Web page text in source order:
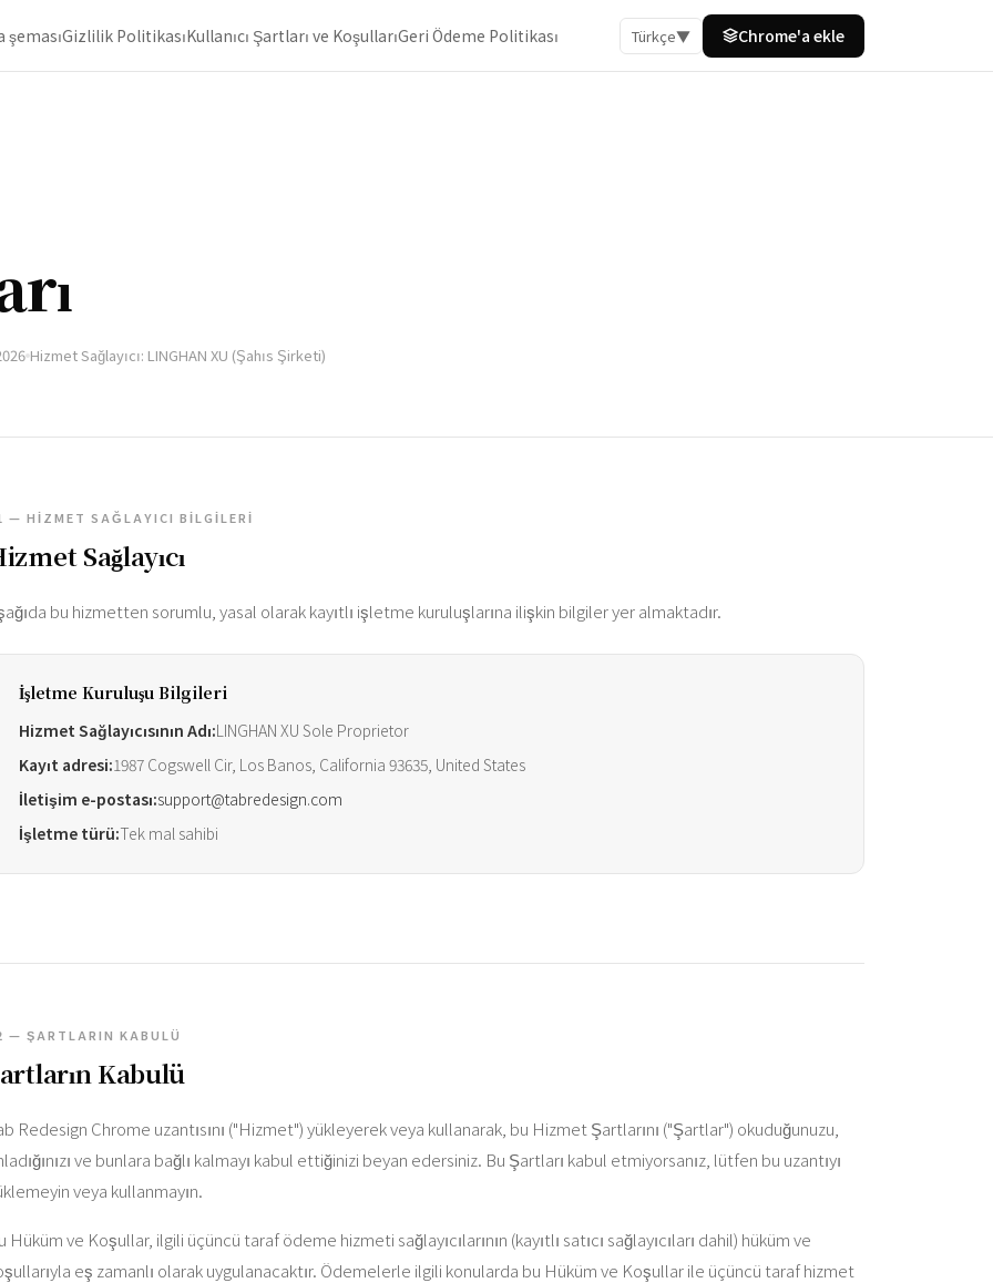
şemasıGizlilik PolitikasıKullanıcı Şartları ve KoşullarıGeri Ödeme Politikası Türkçe▼ Chrome'a ​​ekle
Hizmet Sağlayıcı: LINGHAN XU (Şahıs Şirketi)
— HIZMET SAĞLAYICI BILGILERI
Sağlayıcı
bu hizmetten sorumlu, yasal olarak kayıtlı işletme kuruluşlarına ilişkin bilgiler yer almaktadır.
İşletme Kuruluşu Bilgileri
Hizmet Sağlayıcısının Adı:LINGHAN XU Sole Proprietor
Kayıt adresi:1987 Cogswell Cir, Los Banos, California 93635, United States
İletişim e-postası:support@tabredesign.com
İşletme türü:Tek mal sahibi
— ŞARTLARIN KABULÜ
Kabulü
Redesign Chrome uzantısını ("Hizmet") yükleyerek veya kullanarak, bu Hizmet Şartlarını ("Şartlar") okuduğunuzu,
ve bunlara bağlı kalmayı kabul ettiğinizi beyan edersiniz. Bu Şartları kabul etmiyorsanız, lütfen bu uzantıyı
veya kullanmayın.
Hüküm ve Koşullar, ilgili üçüncü taraf ödeme hizmeti sağlayıcılarının (kayıtlı satıcı sağlayıcıları dahil) hüküm ve
eş zamanlı olarak uygulanacaktır. Ödemelerle ilgili konularda bu Hüküm ve Koşullar ile üçüncü taraf hizmet